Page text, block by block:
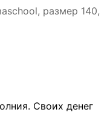
размер 140,
Своих денег